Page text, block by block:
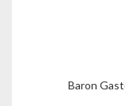
Baron